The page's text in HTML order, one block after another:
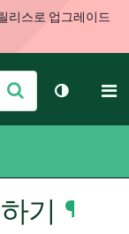
리스로 업그레이드
출
테마 토
기 ¶